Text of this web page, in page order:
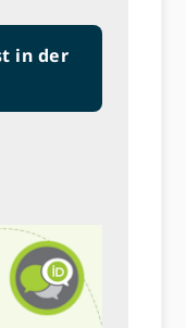
in der